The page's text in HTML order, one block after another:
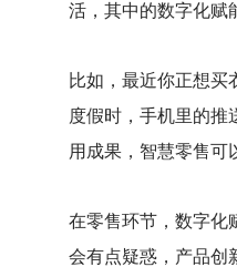
活，其中的数字化赋
比如，最近你正想买
度假时，手机里的推
用成果，智慧零售可
在零售环节，数字化
会有点疑惑，产品创